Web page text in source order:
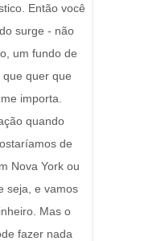
Então você
surge - não
um fundo de
quer que
importa.
quando
de
Nova York ou
seja, e vamos
Mas o
fazer nada